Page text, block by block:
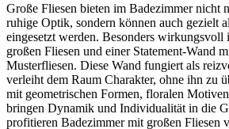
Große Fliesen bieten im Badezimmer nicht
ruhige Optik, sondern können auch gezielt
eingesetzt werden. Besonders
großen Fliesen und einer Statement-Wand
Musterfliesen. Diese Wand fungiert als
verleiht dem Raum Charakter, ohne ihn zu
mit geometrischen Formen, floralen
bringen Dynamik und Individualität in die
profitieren Badezimmer mit großen Fliesen